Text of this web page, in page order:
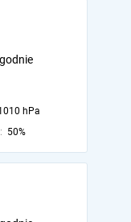
hPa
50%